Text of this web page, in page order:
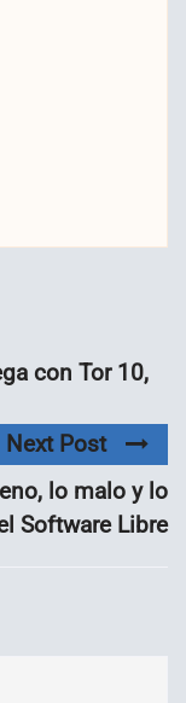
con Tor 10,
Next Post
lo malo y lo
Software Libre